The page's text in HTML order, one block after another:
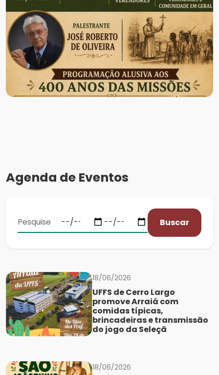
Agenda de Eventos
Buscar
18/06/2026
UFFS de Cerro Largo
promove Arraiá com
comidas típicas,
brincadeiras e transmissão
do jogo da Seleçã
18/06/2026